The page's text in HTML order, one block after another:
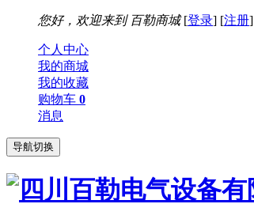
您好，欢迎来到 百勒商城[登录] [注册]
个人中心
我的商城
我的收藏
购物车 0
消息
导航切换